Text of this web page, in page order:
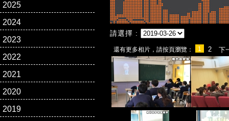
2025
2024
2023
2022
2021
2020
2019
請選擇 :
還有更多相片，請按頁瀏覽： 1 2 下